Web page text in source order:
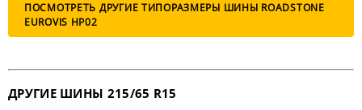
ПОСМОТРЕТЬ ДРУГИЕ ТИПОРАЗМЕРЫ ШИНЫ ROADSTONE
EUROVIS HP02
ДРУГИЕ ШИНЫ 215/65 R15